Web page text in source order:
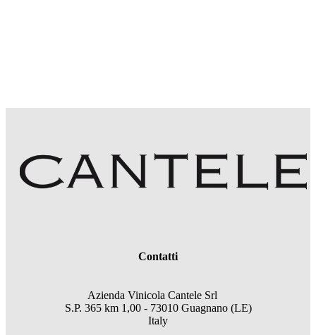
Contatti
Azienda Vinicola Cantele Srl
S.P. 365 km 1,00 - 73010 Guagnano (LE)
Italy